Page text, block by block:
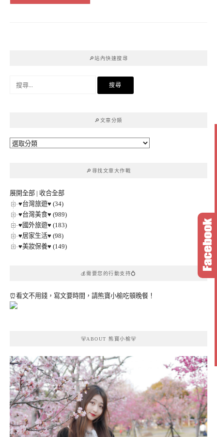
🔎站內快速搜尋
🔎文章分類
🔎
🔎尋找文章大作戰
展開全部 | 收合全部
♥台灣旅遊♥ (34)
♥台灣美食♥ (989)
♥國外旅遊♥ (183)
♥居家生活♥ (98)
♥美妝保養♥ (149)
💰需要您的行動支持💍
⏰看文不用錢，寫文要時間，請熊寶小榆吃頓晚餐！
🐻ABOUT 熊寶小榆🐻